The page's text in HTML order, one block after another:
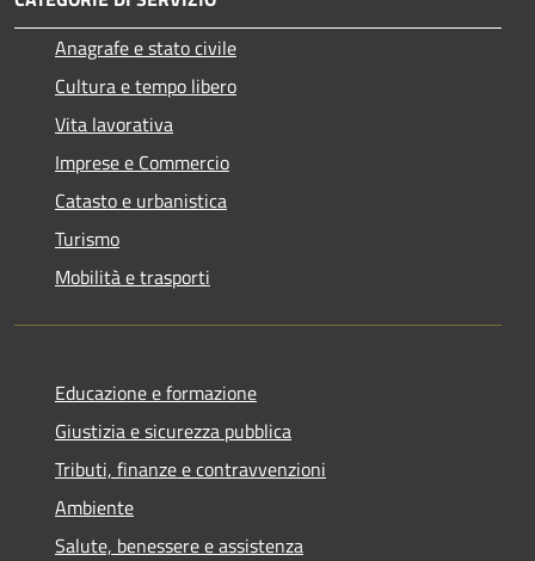
Anagrafe e stato civile
Cultura e tempo libero
Vita lavorativa
Imprese e Commercio
Catasto e urbanistica
Turismo
Mobilità e trasporti
Educazione e formazione
Giustizia e sicurezza pubblica
Tributi, finanze e contravvenzioni
Ambiente
Salute, benessere e assistenza